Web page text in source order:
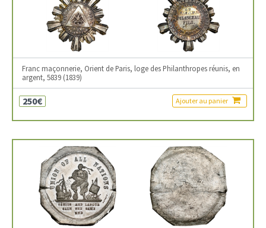
Franc maçonnerie, Orient de Paris, loge des Philanthropes réunis, en
argent, 5839 (1839)
250€ Ajouter au panier